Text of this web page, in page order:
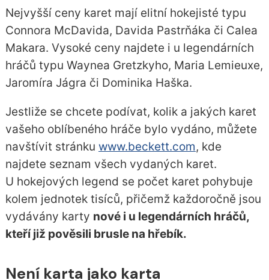
Nejvyšší ceny karet mají elitní hokejisté typu
Connora McDavida, Davida Pastrňáka či Calea
Makara. Vysoké ceny najdete i u legendárních
hráčů typu Waynea Gretzkyho, Maria Lemieuxe,
Jaromíra Jágra či Dominika Haška.
Jestliže se chcete podívat, kolik a jakých karet
vašeho oblíbeného hráče bylo vydáno, můžete
navštívit stránku www.beckett.com, kde
najdete seznam všech vydaných karet.
U hokejových legend se počet karet pohybuje
kolem jednotek tisíců, přičemž každoročně jsou
vydávány karty nové i u legendárních hráčů,
kteří již pověsili brusle na hřebík.
Není karta jako karta